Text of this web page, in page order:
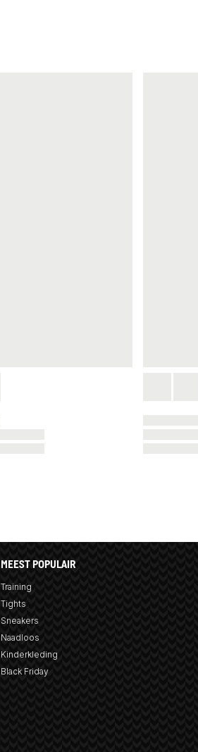
MEEST POPULAIR
Training
Tights
Sneakers
Naadloos
Kinderkleding
Black Friday